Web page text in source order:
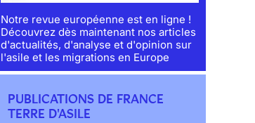
Notre revue européenne est en ligne !
Découvrez dès maintenant nos articles
d'actualités, d'analyse et d'opinion sur
l'asile et les migrations en Europe
PUBLICATIONS DE FRANCE
TERRE D'ASILE